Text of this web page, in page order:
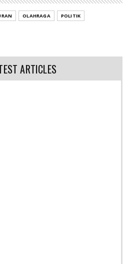
OLAHRAGA
POLITIK
ARTICLES